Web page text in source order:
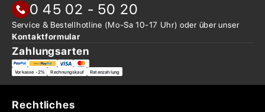
0 45 02 - 50 20
Service & Bestellhotline (Mo-Sa 10-17 Uhr) oder überunser
Kontaktformular
Zahlungsarten
Vorkasse -2% Rechnungskauf Ratenzahlung
Rechtliches